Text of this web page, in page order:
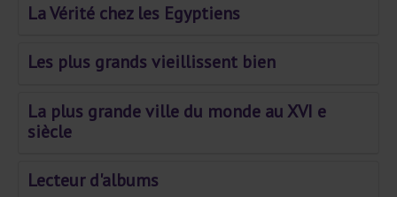
La Vérité chez les Egyptiens
Les plus grands vieillissent bien
La plus grande ville du monde au XVI e
siècle
Lecteur d'albums